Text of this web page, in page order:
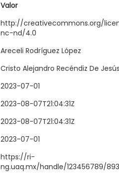
Valor
http://creativecommons.org/
nc-nd/4.0
Areceli Rodríguez López
Cristo Alejandro Recéndiz De
2023-07-01
2023-08-07T21:04:31Z
2023-08-07T21:04:31Z
2023-07-01
https://ri-
ng.uaq.mx/handle/123456789/